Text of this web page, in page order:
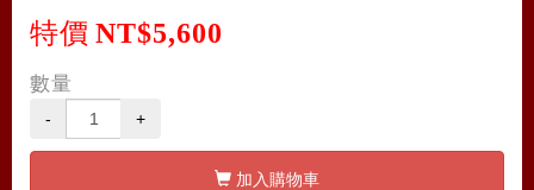
特價 NT$5,600
數量
- +
加入購物車